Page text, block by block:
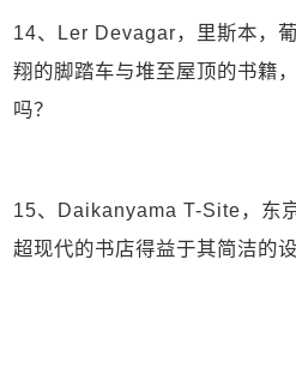
14、Ler Devagar，里斯本，
翔的脚踏车与堆至屋顶的书籍
吗？
15、Daikanyama T-Site，东
超现代的书店得益于其简洁的